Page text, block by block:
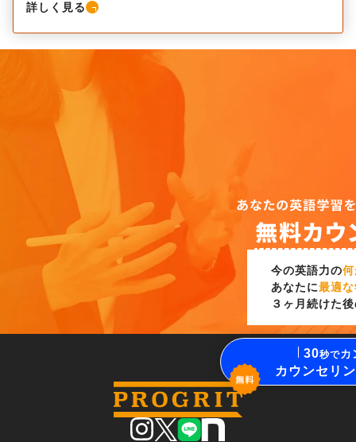
詳しく見る
今の英語力の
あなたに最適な
３ヶ月続けた
30秒でカ
カウンセリ